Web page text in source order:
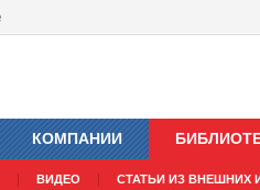
КОМПАНИИ
ВИДЕО СТАТЬИ ИЗ ВНЕШНИХ